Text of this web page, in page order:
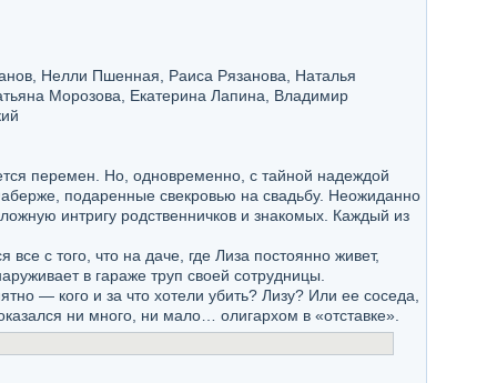
Нелли Пшенная, Раиса Рязанова, Наталья
Морозова, Екатерина Лапина, Владимир
перемен. Но, одновременно, с тайной надеждой
подаренные свекровью на свадьбу. Неожиданно
интригу родственничков и знакомых. Каждый из
с того, что на даче, где Лиза постоянно живет,
в гараже труп своей сотрудницы.
— кого и за что хотели убить? Лизу? Или ее соседа,
ни много, ни мало… олигархом в «отставке».